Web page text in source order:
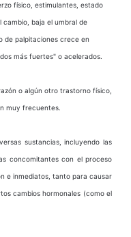
físico, estimulantes, estado
baja el umbral de
de palpitaciones crece en
más fuertes" o acelerados.
o algún otro trastorno físico,
muy frecuentes.
sustancias, incluyendo las
concomitantes con el proceso
e inmediatos, tanto para causar
cambios hormonales (como el